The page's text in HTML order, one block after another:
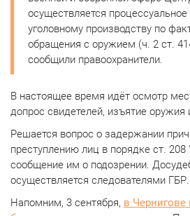
осуществляется
уголовному производству по
обращения с оружием (ч. 2 ст.
сообщили правоохранители.
В настоящее время идёт осмотр
допрос свидетелей, изъятие оружия
Решается вопрос о задержании
преступлению лиц в порядке ст.
сообщение им о подозрении.
осуществляется следователями ГБР.
Напомним, 3 сентября, в